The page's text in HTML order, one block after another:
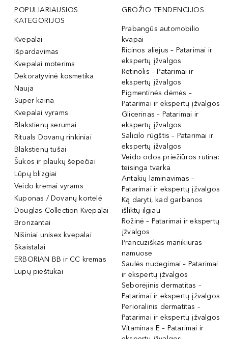
POPULIARIAUSIOS
KATEGORIJOS
Kvepalai
Išpardavimas
Kvepalai moterims
Dekoratyvinė kosmetika
Nauja
Super kaina
Kvepalai vyrams
Blakstienų serumai
Rituals Dovanų rinkiniai
Blakstienų tušai
Šukos ir plaukų šepečiai
Lūpų blizgiai
Veido kremai vyrams
Kuponas / Dovanų kortelė
Douglas Collection Kvepalai
Bronzantai
Nišiniai unisex kvepalai
Skaistalai
ERBORIAN BB ir CC kremas
Lūpų pieštukai
GROŽIO TENDENCIJOS
Prabangūs automobilio
kvapai
Ricinos aliejus – Patarimai ir
ekspertų įžvalgos
Retinolis – Patarimai ir
ekspertų įžvalgos
Pigmentinės dėmės –
Patarimai ir ekspertų įžvalgos
Glicerinas – Patarimai ir
ekspertų įžvalgos
Salicilo rūgštis – Patarimai ir
ekspertų įžvalgos
Veido odos priežiūros rutina:
teisinga tvarka
Antakių laminavimas –
Patarimai ir ekspertų įžvalgos
Ką daryti, kad garbanos
išliktų ilgiau
Rožinė – Patarimai ir ekspertų
įžvalgos
Prancūziškas manikiūras
namuose
Saulės nudegimai – Patarimai
ir ekspertų įžvalgos
Seborėjinis dermatitas –
Patarimai ir ekspertų įžvalgos
Perioralinis dermatitas –
Patarimai ir ekspertų įžvalgos
Vitaminas E – Patarimai ir